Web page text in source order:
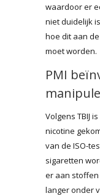
waardoor er
niet duidelijk
hoe dit aan
moet worden.
PMI
Volgens TBIJ
nicotine
van de ISO-
sigaretten
er aan stoffen
langer onder